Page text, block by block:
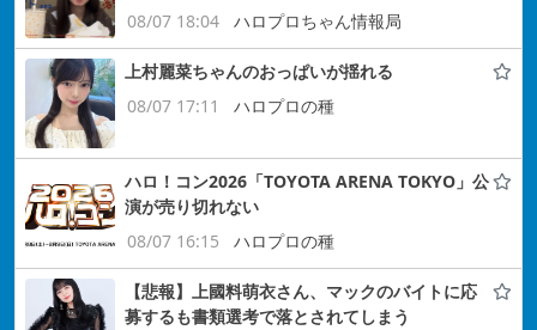
08/07 18:04
ハロプロちゃん情報局
上村麗菜ちゃんのおっぱいが揺れる
08/07 17:11
ハロプロの種
ハロ！コン2026「TOYOTA ARENA TOKYO」公
演が売り切れない
08/07 16:15
ハロプロの種
【悲報】上國料萌衣さん、マックのバイトに応
募するも書類選考で落とされてしまう